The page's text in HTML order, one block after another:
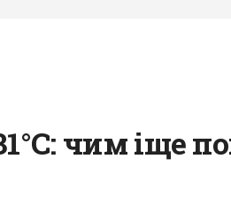
чим іще